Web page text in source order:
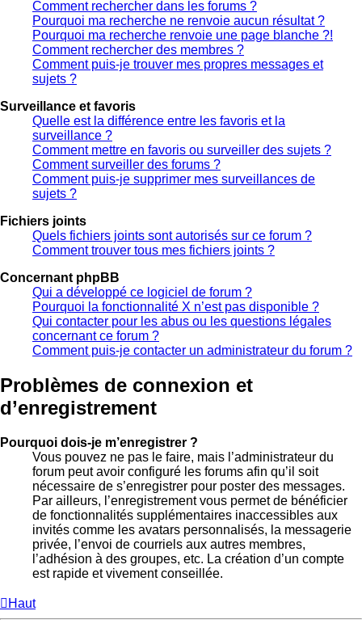
Comment rechercher dans les forums ?
Pourquoi ma recherche ne renvoie aucun résultat ?
Pourquoi ma recherche renvoie une page blanche ?!
Comment rechercher des membres ?
Comment puis-je trouver mes propres messages et
sujets ?
Surveillance et favoris
Quelle est la différence entre les favoris et la
surveillance ?
Comment mettre en favoris ou surveiller des sujets ?
Comment surveiller des forums ?
Comment puis-je supprimer mes surveillances de
sujets ?
Fichiers joints
Quels fichiers joints sont autorisés sur ce forum ?
Comment trouver tous mes fichiers joints ?
Concernant phpBB
Qui a développé ce logiciel de forum ?
Pourquoi la fonctionnalité X n’est pas disponible ?
Qui contacter pour les abus ou les questions légales
concernant ce forum ?
Comment puis-je contacter un administrateur du forum ?
Problèmes de connexion et
d’enregistrement
Pourquoi dois-je m’enregistrer ?
Vous pouvez ne pas le faire, mais l’administrateur du
forum peut avoir configuré les forums afin qu’il soit
nécessaire de s’enregistrer pour poster des messages.
Par ailleurs, l’enregistrement vous permet de bénéficier
de fonctionnalités supplémentaires inaccessibles aux
invités comme les avatars personnalisés, la messagerie
privée, l’envoi de courriels aux autres membres,
l’adhésion à des groupes, etc. La création d’un compte
est rapide et vivement conseillée.
Haut